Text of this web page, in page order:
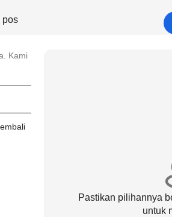
pos
Kami
Pastikan pilihannya
untuk